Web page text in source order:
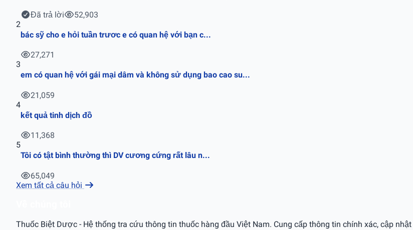
Đã trả lời
52,903
2
bác sỹ cho e hỏi tuần trươc e có quan hệ với bạn c...
27,271
3
em có quan hệ với gái mại dâm và không sử dụng bao cao su...
21,059
4
kết quả tinh dịch đồ
11,368
5
Tôi có tật bình thường thì DV cương cứng rất lâu n...
65,049
Xem tất cả câu hỏi
Thuốc Biệt Dược - Hệ thống tra cứu thông tin thuốc hàng đầu Việt Nam. Cung cấp thông tin chính xác, cập